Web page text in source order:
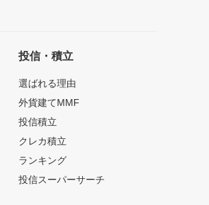
投信・積立
選ばれる理由
外貨建てMMF
投信積立
クレカ積立
ランキング
投信スーパーサーチ